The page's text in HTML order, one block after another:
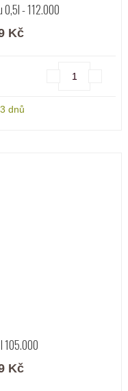
0,5l - 112.000
Kč
dnů
105.000
Kč